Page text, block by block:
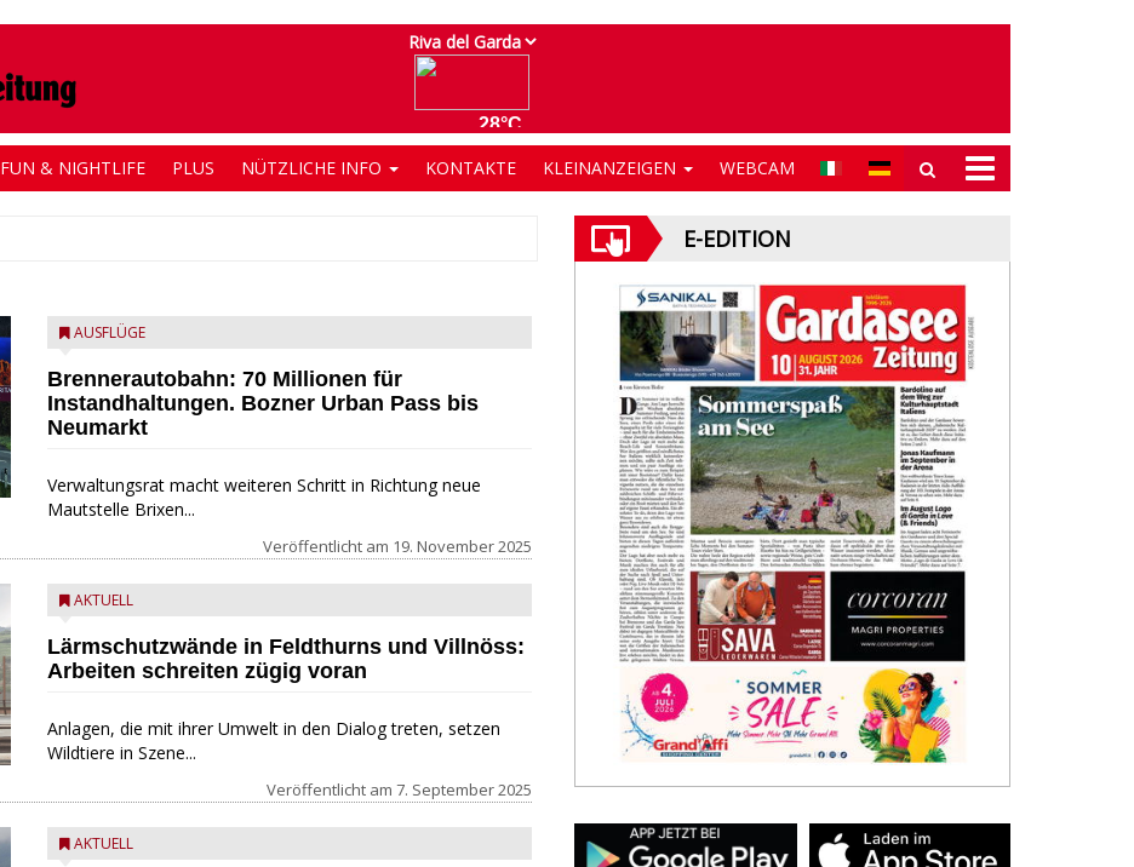
FUN & NIGHTLIFE PLUS NÜTZLICHE INFO KONTAKTE KLEINANZEIGEN WEBCAM
AUSFLÜGE
Brennerautobahn: 70 Millionen für
Instandhaltungen. Bozner Urban Pass bis
Neumarkt
Verwaltungsrat macht weiteren Schritt in Richtung neue
Mautstelle Brixen...
Veröffentlicht am 19. November 2025
AKTUELL
Lärmschutzwände in Feldthurns und Villnöss:
Arbeiten schreiten zügig voran
Anlagen, die mit ihrer Umwelt in den Dialog treten, setzen
Wildtiere in Szene...
Veröffentlicht am 7. September 2025
AKTUELL
E-EDITION